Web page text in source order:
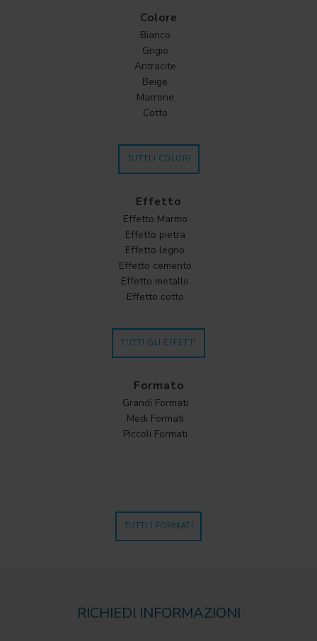
Colore
Bianco
Grigio
Antracite
Beige
Marrone
Cotto
TUTTI I COLORI
Effetto
Effetto Marmo
Effetto pietra
Effetto legno
Effetto cemento
Effetto metallo
Effetto cotto
TUTTI GLI EFFETTI
Formato
Grandi Formati
Medi Formati
Piccoli Formati
TUTTI I FORMATI
RICHIEDI INFORMAZIONI